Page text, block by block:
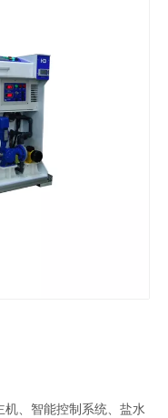
机、智能控制系统、盐水